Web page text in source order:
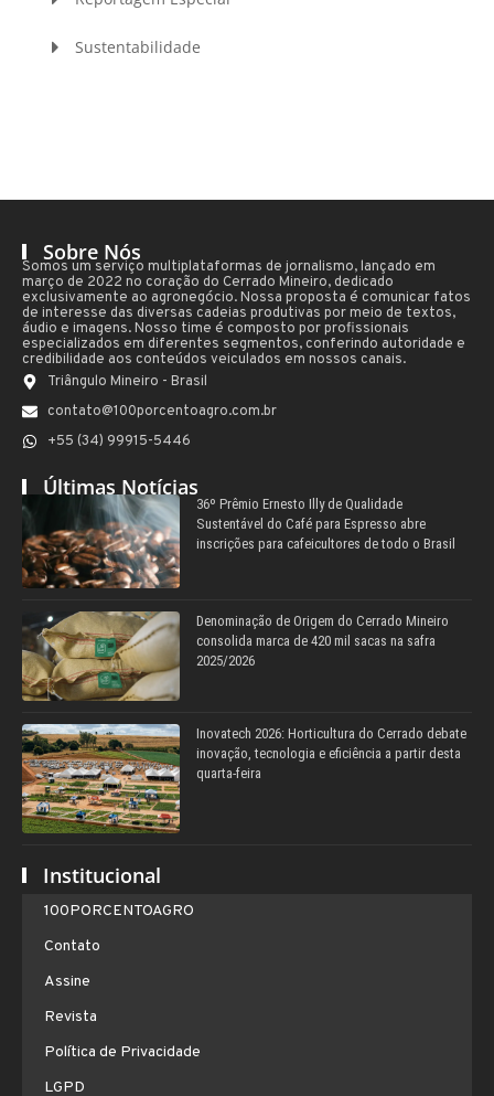
Sustentabilidade
Sobre Nós
Somos um serviço multiplataformas de jornalismo, lançado em
março de 2022 no coração do Cerrado Mineiro, dedicado
exclusivamente ao agronegócio. Nossa proposta é comunicar fatos
de interesse das diversas cadeias produtivas por meio de textos,
áudio e imagens. Nosso time é composto por profissionais
especializados em diferentes segmentos, conferindo autoridade e
credibilidade aos conteúdos veiculados em nossos canais.
Triângulo Mineiro - Brasil
contato@100porcentoagro.com.br
+55 (34) 99915-5446
Últimas Notícias
36º Prêmio Ernesto Illy de Qualidade
Sustentável do Café para Espresso abre
inscrições para cafeicultores de todo o Brasil
Denominação de Origem do Cerrado Mineiro
consolida marca de 420 mil sacas na safra
2025/2026
Inovatech 2026: Horticultura do Cerrado debate
inovação, tecnologia e eficiência a partir desta
quarta-feira
Institucional
100PORCENTOAGRO
Contato
Assine
Revista
Política de Privacidade
LGPD